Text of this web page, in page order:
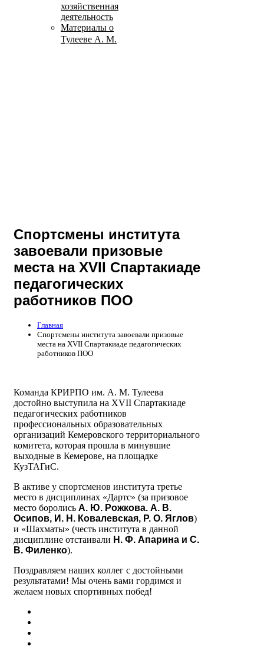
хозяйственная
деятельность
Материалы о
Тулееве А. М.
Спортсмены института
завоевали призовые
места на XVII Спартакиаде
педагогических
работников ПОО
Главная
Спортсмены института завоевали призовые
места на XVII Спартакиаде педагогических
работников ПОО
Команда КРИРПО им. А. М. Тулеева
достойно выступила на XVII Спартакиаде
педагогических работников
профессиональных образовательных
организаций Кемеровского территориального
комитета, которая прошла в минувшие
выходные в Кемерове, на площадке
КузТАГиС.
В активе у спортсменов института третье
место в дисциплинах «Дартс» (за призовое
место боролись А. Ю. Рожкова. А. В.
Осипов, И. Н. Ковалевская, Р. О. Яглов)
и «Шахматы» (честь института в данной
дисциплине отстаивали Н. Ф. Апарина и С.
В. Филенко).
Поздравляем наших коллег с достойными
результатами! Мы очень вами гордимся и
желаем новых спортивных побед!